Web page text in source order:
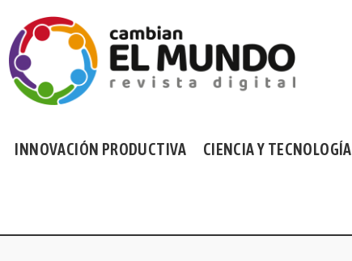
INNOVACIÓN PRODUCTIVA CIENCIA Y TECNOLOGÍA